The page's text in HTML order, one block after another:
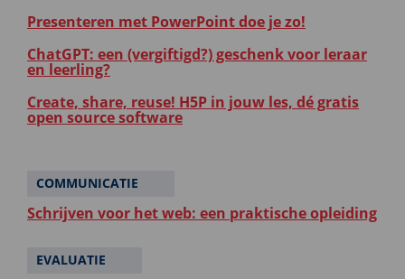
Presenteren met PowerPoint doe je zo!
ChatGPT: een (vergiftigd?) geschenk voor leraar
en leerling?
Create, share, reuse! H5P in jouw les, dé gratis
open source software
COMMUNICATIE
Schrijven voor het web: een praktische opleiding
EVALUATIE